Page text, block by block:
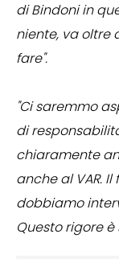
di Bindoni in
niente, va oltre
fare".
"Ci saremmo
di
chiaramente
anche al VAR.
dobbiamo
Questo rigore è